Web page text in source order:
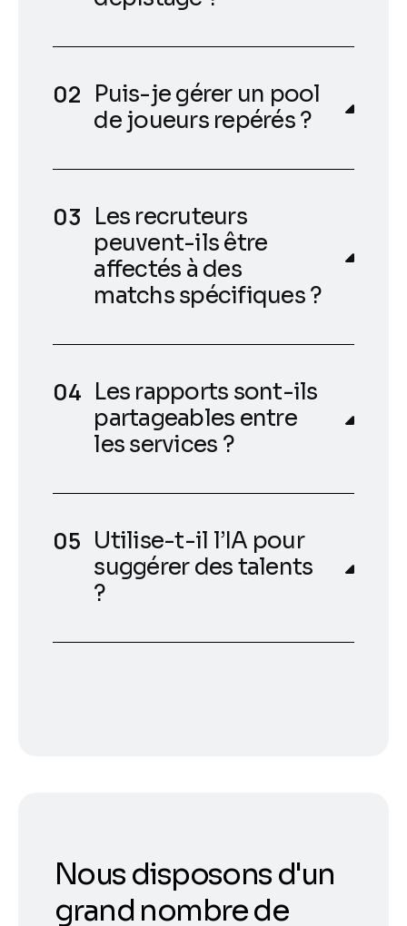
Puis-je gérer un pool
de joueurs repérés ?
Les recruteurs
peuvent-ils être
affectés à des
matchs spécifiques ?
Les rapports sont-ils
partageables entre
les services ?
Utilise-t-il l’IA pour
suggérer des talents
?
Nous disposons d'un
grand nombre de